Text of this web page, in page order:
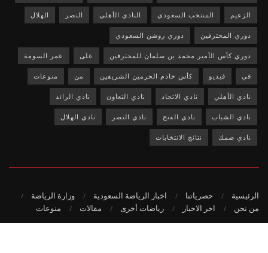
الزعيم المنتخب السعودي النادي الأهلي النصر الهلال
دوري المحترفين دوري روشن السعودي
دوري كأس الأمير محمد بن سلمان للمحترفين على عمر السومة
في فيديو كأس خادم الحرمين الشريفين من منوعات
نادي الأهلي نادي الاتحاد نادي التعاون نادي الرائد
نادي الشباب نادي الفتح نادي النصر نادي الهلال
نادي ضمك نتائج الانتخابات
الرئيسية حصرياتنا اخبار الرياضة السعودية
وزارة الرياضة
من نحن
اخر الاخبار رياضات أخرى مقالات منوعات